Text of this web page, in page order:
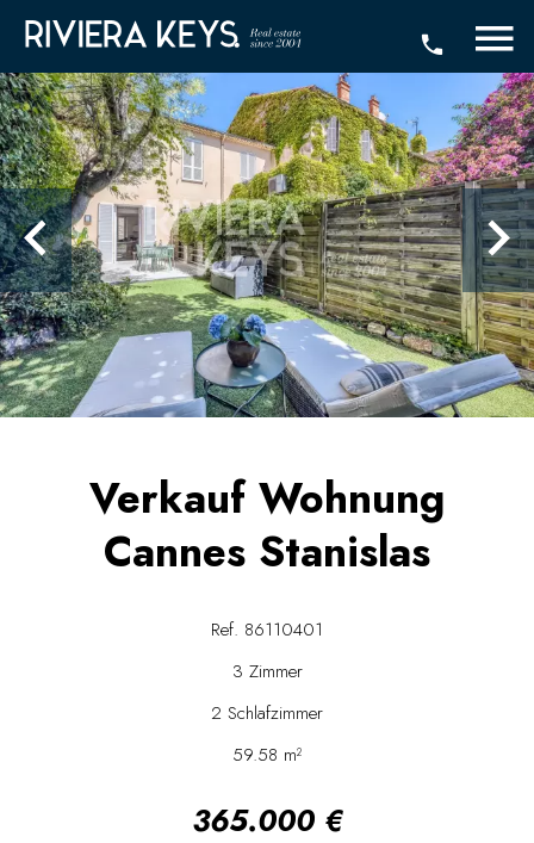
Verkauf Wohnung
Cannes Stanislas
Ref. 86110401
3 Zimmer
2 Schlafzimmer
59.58 m²
365.000 €